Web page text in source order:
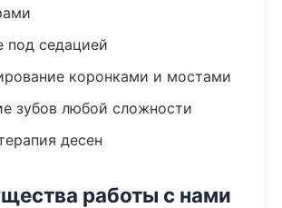
под седацией
коронками и мостами
зубов любой сложности
десен
работы с нами